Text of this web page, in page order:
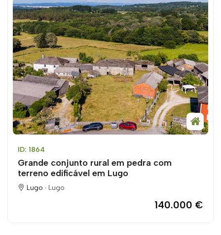
ID: 1864
Grande conjunto rural em pedra com
terreno edificável em Lugo
Lugo · Lugo
140.000 €